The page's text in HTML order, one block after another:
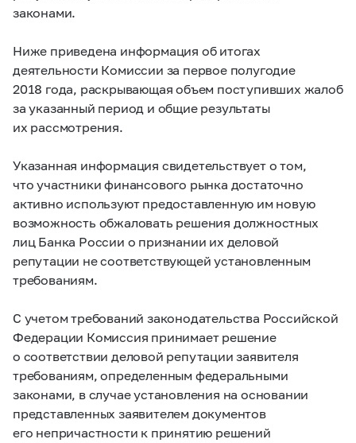
законами.
Ниже приведена информация об итогах
деятельности Комиссии за первое полугодие
2018 года, раскрывающая объем поступивших жалоб
за указанный период и общие результаты
их рассмотрения.
Указанная информация свидетельствует о том,
что участники финансового рынка достаточно
активно используют предоставленную им новую
возможность обжаловать решения должностных
лиц Банка России о признании их деловой
репутации не соответствующей установленным
требованиям.
С учетом требований законодательства Российской
Федерации Комиссия принимает решение
о соответствии деловой репутации заявителя
требованиям, определенным федеральными
законами, в случае установления на основании
представленных заявителем документов
его непричастности к принятию решений